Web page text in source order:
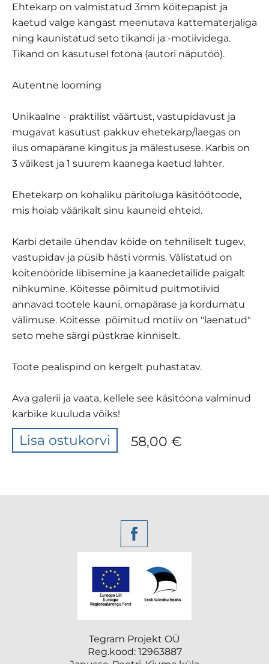
Ehtekarp on valmistatud 3mm köitepapist ja
kaetud valge kangast meenutava kattematerjaliga
ning kaunistatud seto tikandi ja -motiividega.
Tikand on kasutusel fotona (autori näputöö).
Autentne looming
Unikaalne - praktilist väärtust, vastupidavust ja
mugavat kasutust pakkuv ehetekarp/laegas on
ilus omapärane kingitus ja mälestusese. Karbis on
3 väikest ja 1 suurem kaanega kaetud lahter.
Ehetekarp on kohaliku päritoluga käsitöötoode,
mis hoiab väärikalt sinu kauneid ehteid.
Karbi detaile ühendav köide on tehniliselt tugev,
vastupidav ja püsib hästi vormis. Välistatud on
köitenööride libisemine ja kaanedetailide paigalt
nihkumine. Köitesse põimitud puitmotiivid
annavad tootele kauni, omapärase ja kordumatu
välimuse. Köitesse põimitud motiiv on "laenatud"
seto mehe särgi püstkrae kinniselt.
Toote pealispind on kergelt puhastatav.
Ava galerii ja vaata, kellele see käsitööna valminud
karbike kuuluda võiks!
Lisa ostukorvi 58,00 €
Tegram Projekt OÜ
Reg.kood: 12963887